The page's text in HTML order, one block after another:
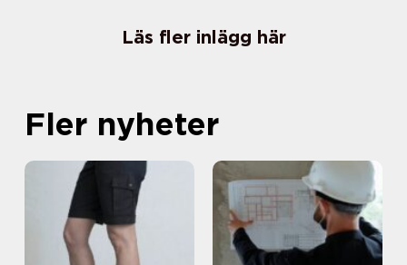
Läs fler inlägg här
Fler nyheter